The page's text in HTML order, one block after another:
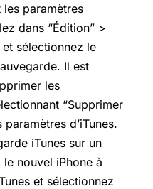
les paramètres
dans “Édition” >
et sélectionnez le
Il est
les
“Supprimer
d’iTunes.
iTunes sur un
nouvel iPhone à
et sélectionnez